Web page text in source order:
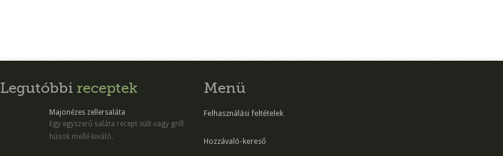
Legutóbbi receptek
Majonézes zellersaláta
Egy egyszerű saláta recept sült vagy grill
húsok mellé kiváló.
Menü
Felhasználási feltételek
Hozzávaló-kereső